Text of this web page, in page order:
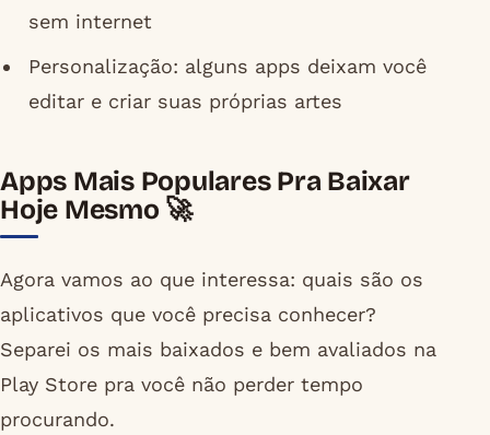
sem internet
Personalização: alguns apps deixam você
editar e criar suas próprias artes
Apps Mais Populares Pra Baixar
Hoje Mesmo 🚀
Agora vamos ao que interessa: quais são os
aplicativos que você precisa conhecer?
Separei os mais baixados e bem avaliados na
Play Store pra você não perder tempo
procurando.